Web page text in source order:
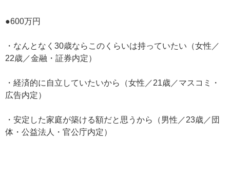
●600万円
・なんとなく30歳ならこのくらいは持っていたい（女性／
22歳／金融・証券内定）
・経済的に自立していたいから（女性／21歳／マスコミ・
広告内定）
・安定した家庭が築ける額だと思うから（男性／23歳／団
体・公益法人・官公庁内定）